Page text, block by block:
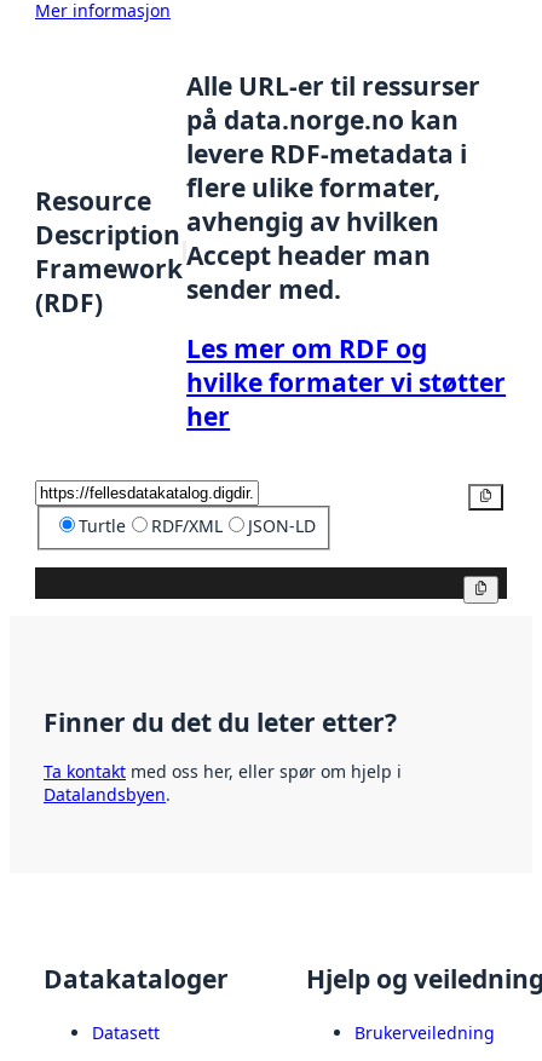
Mer informasjon
Resource
Description
Framework
(RDF)
Alle URL-er til ressurser
på data.norge.no kan
levere RDF-metadata i
flere ulike formater,
avhengig av hvilken
Accept header man
sender med.
Les mer om RDF og
hvilke formater vi støtter
her
Turtle RDF/XML JSON-LD
Finner du det du leter etter?
Ta kontakt med oss her, eller spør om hjelp i
Datalandsbyen.
Datakataloger
Datasett
Hjelp og
Brukerveiledning